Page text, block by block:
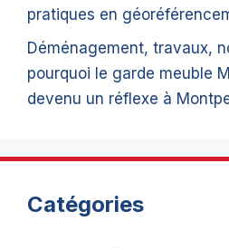
pratiques en
Déménagement, travaux,
pourquoi le garde meuble
devenu un réflexe à
Catégories